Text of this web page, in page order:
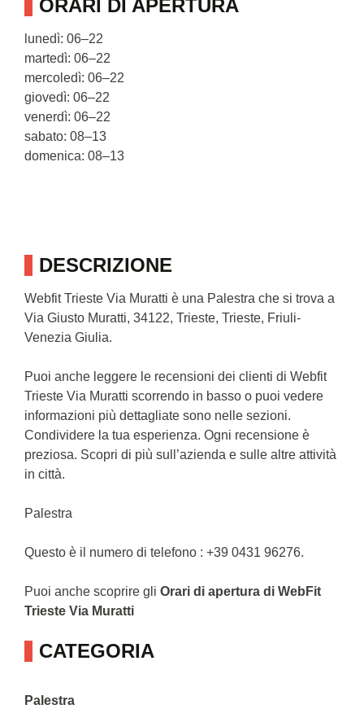
DESCRIZIONE
Webfit Trieste Via Muratti è una Palestra che si trova a
Via Giusto Muratti, 34122, Trieste, Trieste, Friuli-
Venezia Giulia.
Puoi anche leggere le recensioni dei clienti di Webfit
Trieste Via Muratti scorrendo in basso o puoi vedere
informazioni più dettagliate sono nelle sezioni.
Condividere la tua esperienza. Ogni recensione è
preziosa. Scopri di più sull’azienda e sulle altre attività
in città.
Palestra
Questo è il numero di telefono : +39 0431 96276.
Puoi anche scoprire gli Orari di apertura di WebFit
Trieste Via Muratti
CATEGORIA
Palestra
ORARI DI APERTURA
lunedì: 06–22
martedì: 06–22
mercoledì: 06–22
giovedì: 06–22
venerdì: 06–22
sabato: 08–13
domenica: 08–13